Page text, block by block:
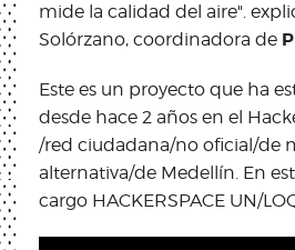
mide la calidad del aire".
Solórzano, coordinadora de
Este es un proyecto que ha
desde hace 2 años en el
/red ciudadana/no oficial/de
alternativa/de Medellín. En
cargo HACKERSPACE UN/